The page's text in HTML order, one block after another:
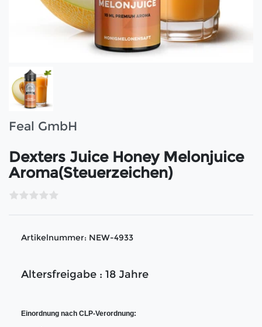
Feal GmbH
Dexters Juice Honey Melonjuice
Aroma(Steuerzeichen)
Artikelnummer: NEW-4933
Altersfreigabe : 18 Jahre
Einordnung nach CLP-Verordnung: